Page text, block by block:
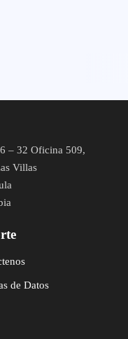
– 32 Oficina 509,
Villas
de Datos